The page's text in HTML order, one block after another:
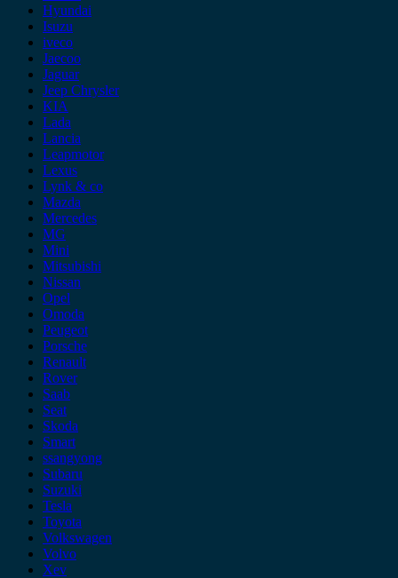
Hyundai
Isuzu
iveco
Jaecoo
Jaguar
Jeep Chrysler
KIA
Lada
Lancia
Leapmotor
Lexus
Lynk & co
Mazda
Mercedes
MG
Mini
Mitsubishi
Nissan
Opel
Omoda
Peugeot
Porsche
Renault
Rover
Saab
Seat
Skoda
Smart
ssangyong
Subaru
Suzuki
Tesla
Toyota
Volkswagen
Volvo
Xev